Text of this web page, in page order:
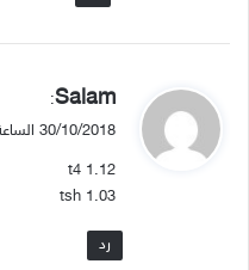
ي
ق
ل
Salam
:
30/10/2018 الساعة 6:16 م
1.12 t4
1.03 tsh
رد